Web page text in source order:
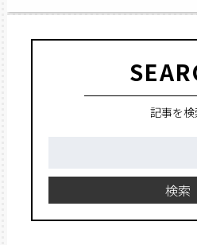
記事を検
検索